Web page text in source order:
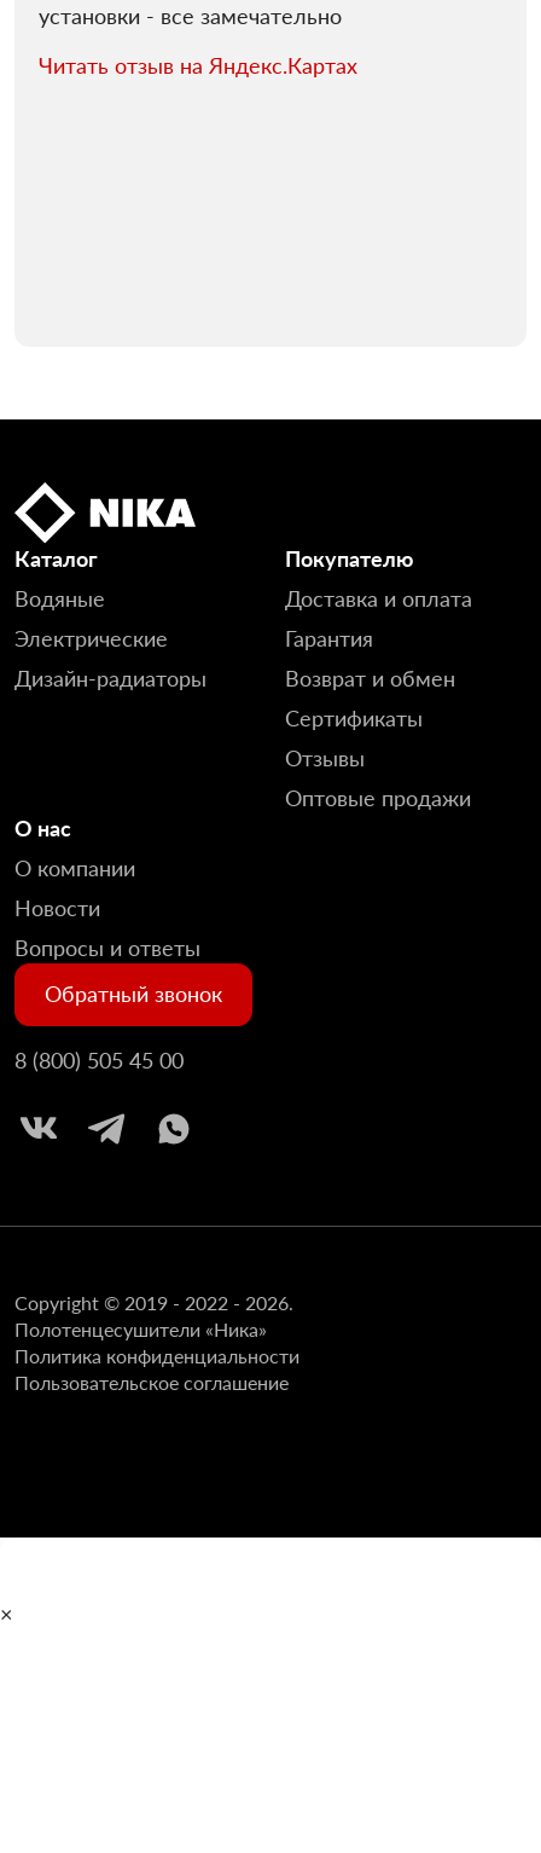
установки - все замечательно
Читать отзыв на Яндекс.Картах
Каталог
Водяные
Электрические
Дизайн-радиаторы
Покупателю
Доставка и оплата
Гарантия
Возврат и обмен
Сертификаты
Отзывы
Оптовые продажи
О нас
О компании
Новости
Вопросы и ответы
Обратный звонок
8 (800) 505 45 00
Copyright © 2019 - 2022 - 2026.
Полотенцесушители «Ника»
Политика конфиденциальности
Пользовательское соглашение
×